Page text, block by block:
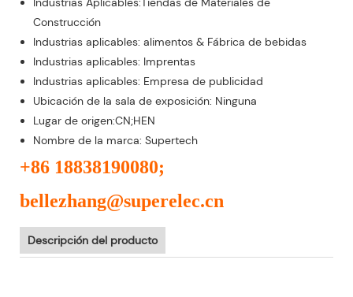
Construcción
Industrias aplicables: alimentos & Fábrica de bebidas
Industrias aplicables: Imprentas
Industrias aplicables: Empresa de publicidad
Ubicación de la sala de exposición: Ninguna
Lugar de origen:CN;HEN
Nombre de la marca: Supertech
+86 18838190080;
bellezhang@superelec.cn
Descripción del producto